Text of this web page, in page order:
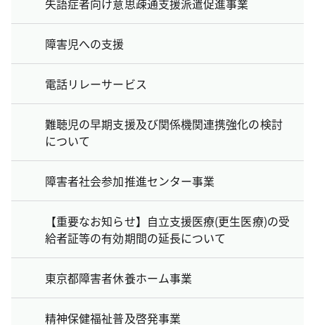
障害児への支援
電話リレーサービス
難聴児の早期支援及び関係機関連携強化の検討
について
障害者社会参加推進センター事業
【重要なお知らせ】自立支援医療(更生医療)の受
給者証等の有効期間の延長について
東京都障害者休養ホーム事業
精神保健福祉普及啓発事業